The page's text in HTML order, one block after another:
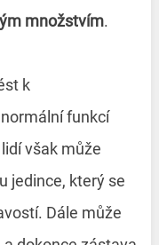
množstvím.
k
funkcí
však může
jedince, který se
Dále může